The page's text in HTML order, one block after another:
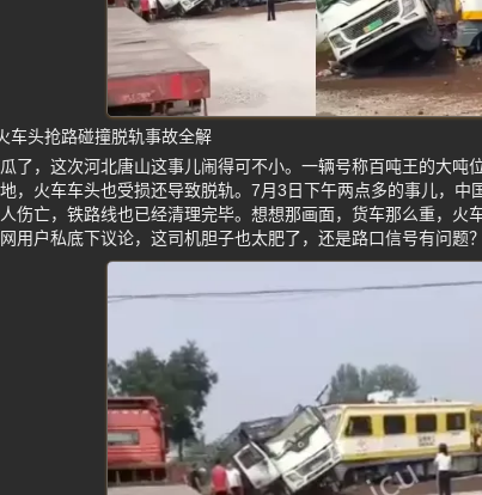
车头抢路碰撞脱轨事故全解
了，这次河北唐山这事儿闹得可不小。一辆号称百吨王的大吨
，火车车头也受损还导致脱轨。7月3日下午两点多的事儿，中
伤亡，铁路线也已经清理完毕。想想那画面，货车那么重，火
用户私底下议论，这司机胆子也太肥了，还是路口信号有问题？